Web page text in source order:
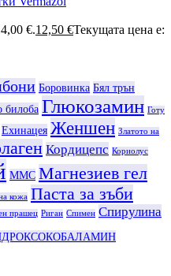
€.12,50 €Текущата цена е:
Боровинка Бял трън
билоба Глюкозамин Готу
Ехинацея Женшен Златото на
Кордицепс Кориолус
ММС Магнезиев гел
кожа Паста за зъби
прашец Риган Спимен Спирулина